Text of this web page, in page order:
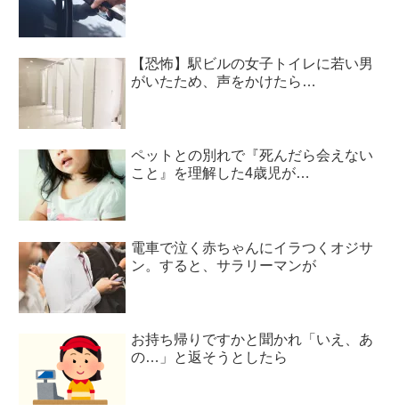
【恐怖】駅ビルの女子トイレに若い男
がいたため、声をかけたら…
ペットとの別れで『死んだら会えない
こと』を理解した4歳児が…
電車で泣く赤ちゃんにイラつくオジサ
ン。すると、サラリーマンが
お持ち帰りですかと聞かれ「いえ、あ
の…」と返そうとしたら